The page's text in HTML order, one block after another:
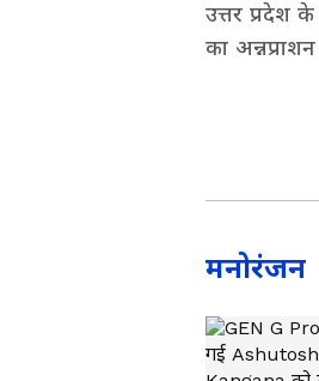
उत्तर प्रदेश
का
मनोरंजन